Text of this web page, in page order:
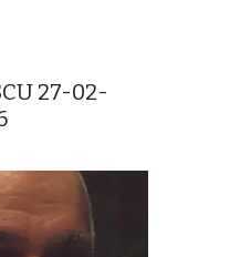
27-02-